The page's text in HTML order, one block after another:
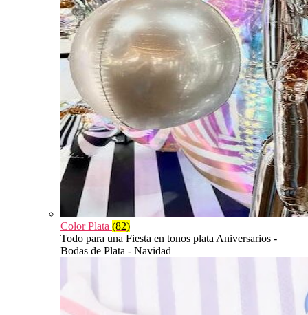
Color Plata (82)
Todo para una Fiesta en tonos plata Aniversarios -
Bodas de Plata - Navidad